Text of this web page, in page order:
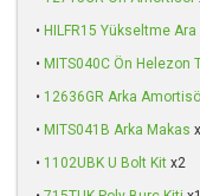
• HILFR15 Yükseltme Ara
• MITS040C Ön Helezon
• 12636GR Arka
• MITS041B Arka Makas
• 1102UBK U Bolt Kit x2